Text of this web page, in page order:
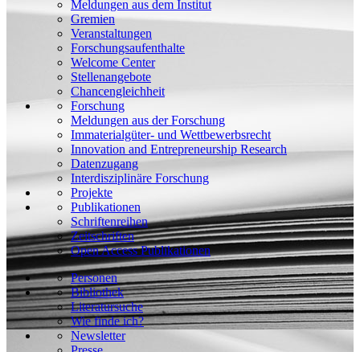
Meldungen aus dem Institut
Gremien
Veranstaltungen
Forschungsaufenthalte
Welcome Center
Stellenangebote
Chancengleichheit
Forschung
Meldungen aus der Forschung
Immaterialgüter- und Wettbewerbsrecht
Innovation and Entrepreneurship Research
Datenzugang
Interdisziplinäre Forschung
Projekte
Publikationen
Schriftenreihen
Zeitschriften
Open Access Publikationen
Personen
Bibliothek
Literatursuche
Wie finde ich?
Newsletter